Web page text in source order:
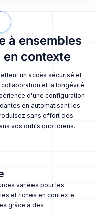
à ensembles
contexte
un accès sécurisé et
et la longévité
d'une configuration
en automatisant les
sans effort des
vos outils quotidiens.
variées pour les
et riches en contexte.
grâce à des